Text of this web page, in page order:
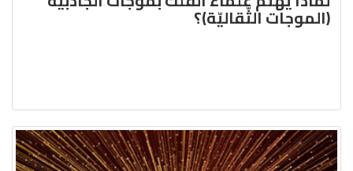
(الموجات الثّقاليّة)؟